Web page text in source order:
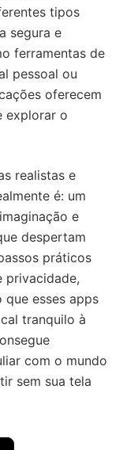
tipos
segura e
ferramentas de
pessoal ou
oferecem
explorar o
realistas e
é: um
e
despertam
práticos
privacidade,
esses apps
tranquilo à
com o mundo
sem sua tela